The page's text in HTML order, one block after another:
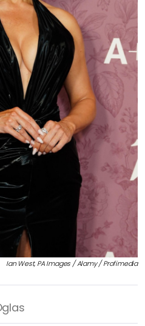
Ian West, PA Images / Alamy / Profimedia